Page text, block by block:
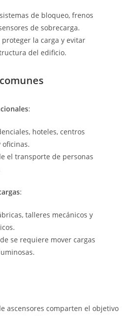
de bloqueo, frenos
de sobrecarga.
proteger la carga y evitar
del edificio.
:
hoteles, centros
oficinas.
el transporte de personas
:
talleres mecánicos y
se requiere mover cargas
ascensores comparten el objetivo